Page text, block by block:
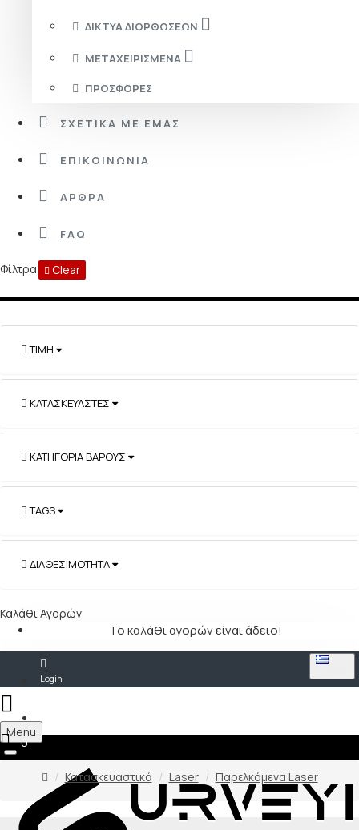
ΔΊΚΤΥΑ ΔΙΟΡΘΏΣΕΩΝ
ΜΕΤΑΧΕΙΡΙΣΜΈΝΑ
ΠΡΟΣΦΟΡΈΣ
ΣΧΕΤΙΚΆ ΜΕ ΕΜΆΣ
ΕΠΙΚΟΙΝΩΝΊΑ
ΆΡΘΡΑ
FAQ
Φίλτρα Clear
ΤΙΜΉ
ΚΑΤΑΣΚΕΥΑΣΤΈΣ
ΚΑΤΗΓΟΡΊΑ ΒΆΡΟΥΣ
TAGS
ΔΙΑΘΕΣΙΜΌΤΗΤΑ
Καλάθι Αγορών
Το καλάθι αγορών είναι άδειο!
Login
Menu
0
Κατασκευαστικά Laser Παρελκόμενα Laser